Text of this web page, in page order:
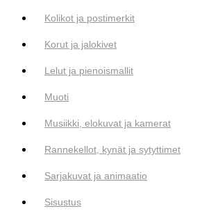
Kolikot ja postimerkit
Korut ja jalokivet
Lelut ja pienoismallit
Muoti
Musiikki, elokuvat ja kamerat
Rannekellot, kynät ja sytyttimet
Sarjakuvat ja animaatio
Sisustus